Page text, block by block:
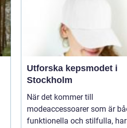
Utforska kepsmodet i
Stockholm
När det kommer till
modeaccessoarer som är
funktionella och stilfulla, har